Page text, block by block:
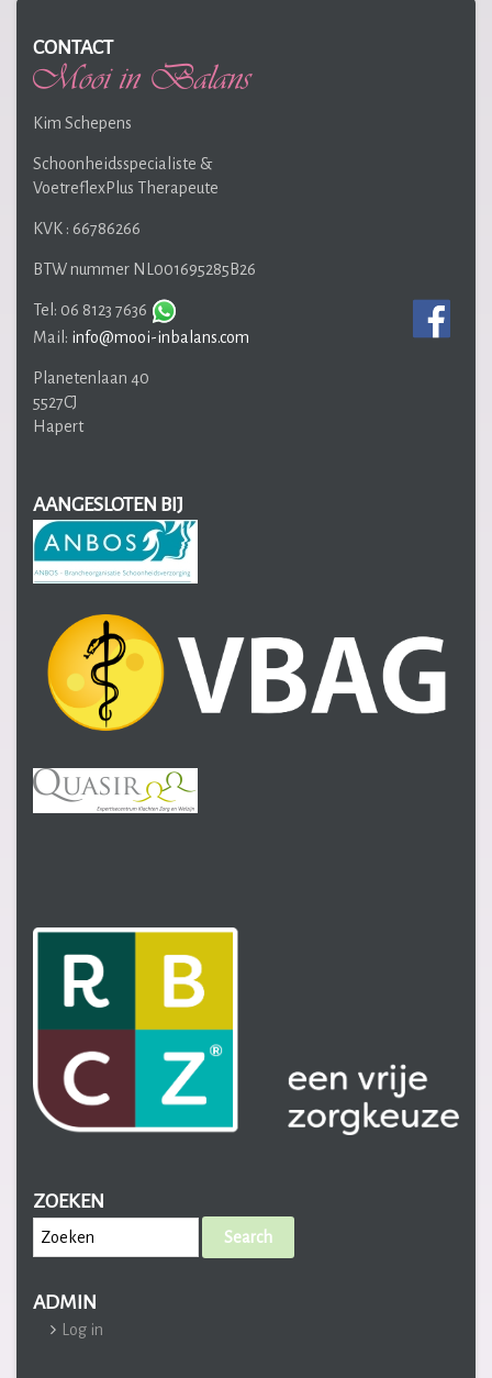
CONTACT
Kim Schepens
Schoonheidsspecialiste &
VoetreflexPlus Therapeute
KVK : 66786266
BTW nummer NL001695285B26
Tel: 06 8123 7636
Mail: info@mooi-inbalans.com
Planetenlaan 40
5527CJ
Hapert
AANGESLOTEN BIJ
ZOEKEN
Search
ADMIN
Log in